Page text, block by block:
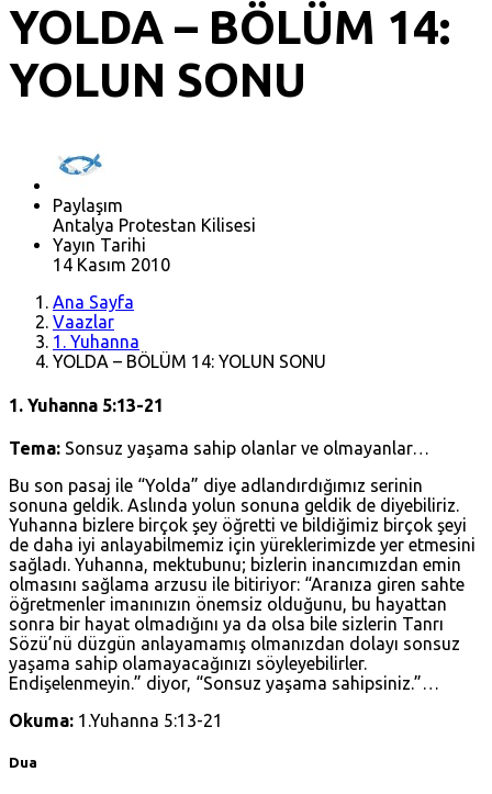
YOLDA – BÖLÜM 14:
YOLUN SONU
Paylaşım
Antalya Protestan Kilisesi
Yayın Tarihi
14 Kasım 2010
Ana Sayfa
Vaazlar
1. Yuhanna
YOLDA – BÖLÜM 14: YOLUN SONU
1. Yuhanna 5:13-21
Tema: Sonsuz yaşama sahip olanlar ve olmayanlar…
Bu son pasaj ile “Yolda” diye adlandırdığımız serinin
sonuna geldik. Aslında yolun sonuna geldik de diyebiliriz.
Yuhanna bizlere birçok şey öğretti ve bildiğimiz birçok şeyi
de daha iyi anlayabilmemiz için yüreklerimizde yer etmesini
sağladı. Yuhanna, mektubunu; bizlerin inancımızdan emin
olmasını sağlama arzusu ile bitiriyor: “Aranıza giren sahte
öğretmenler imanınızın önemsiz olduğunu, bu hayattan
sonra bir hayat olmadığını ya da olsa bile sizlerin Tanrı
Sözü’nü düzgün anlayamamış olmanızdan dolayı sonsuz
yaşama sahip olamayacağınızı söyleyebilirler.
Endişelenmeyin.” diyor, “Sonsuz yaşama sahipsiniz.”…
Okuma: 1.Yuhanna 5:13-21
Dua